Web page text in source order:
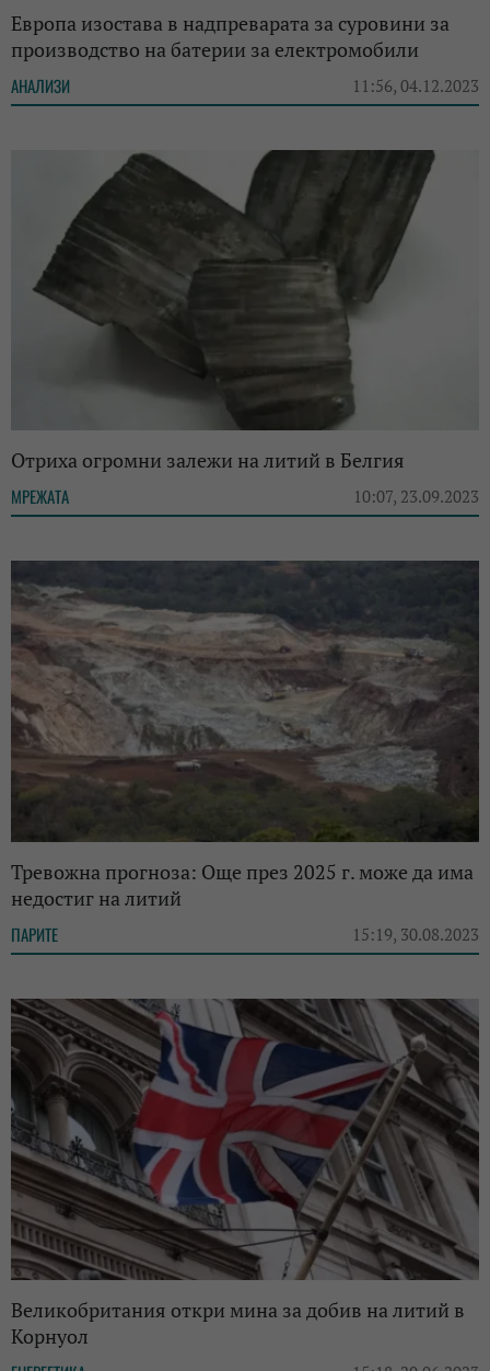
Европа изостава в надпреварата за суровини за
производство на батерии за електромобили
АНАЛИЗИ 11:56, 04.12.2023
Отриха огромни залежи на литий в Белгия
МРЕЖАТА 10:07, 23.09.2023
Тревожна прогноза: Още през 2025 г. може да има
недостиг на литий
ПАРИТЕ 15:19, 30.08.2023
Великобритания откри мина за добив на литий в
Корнуол